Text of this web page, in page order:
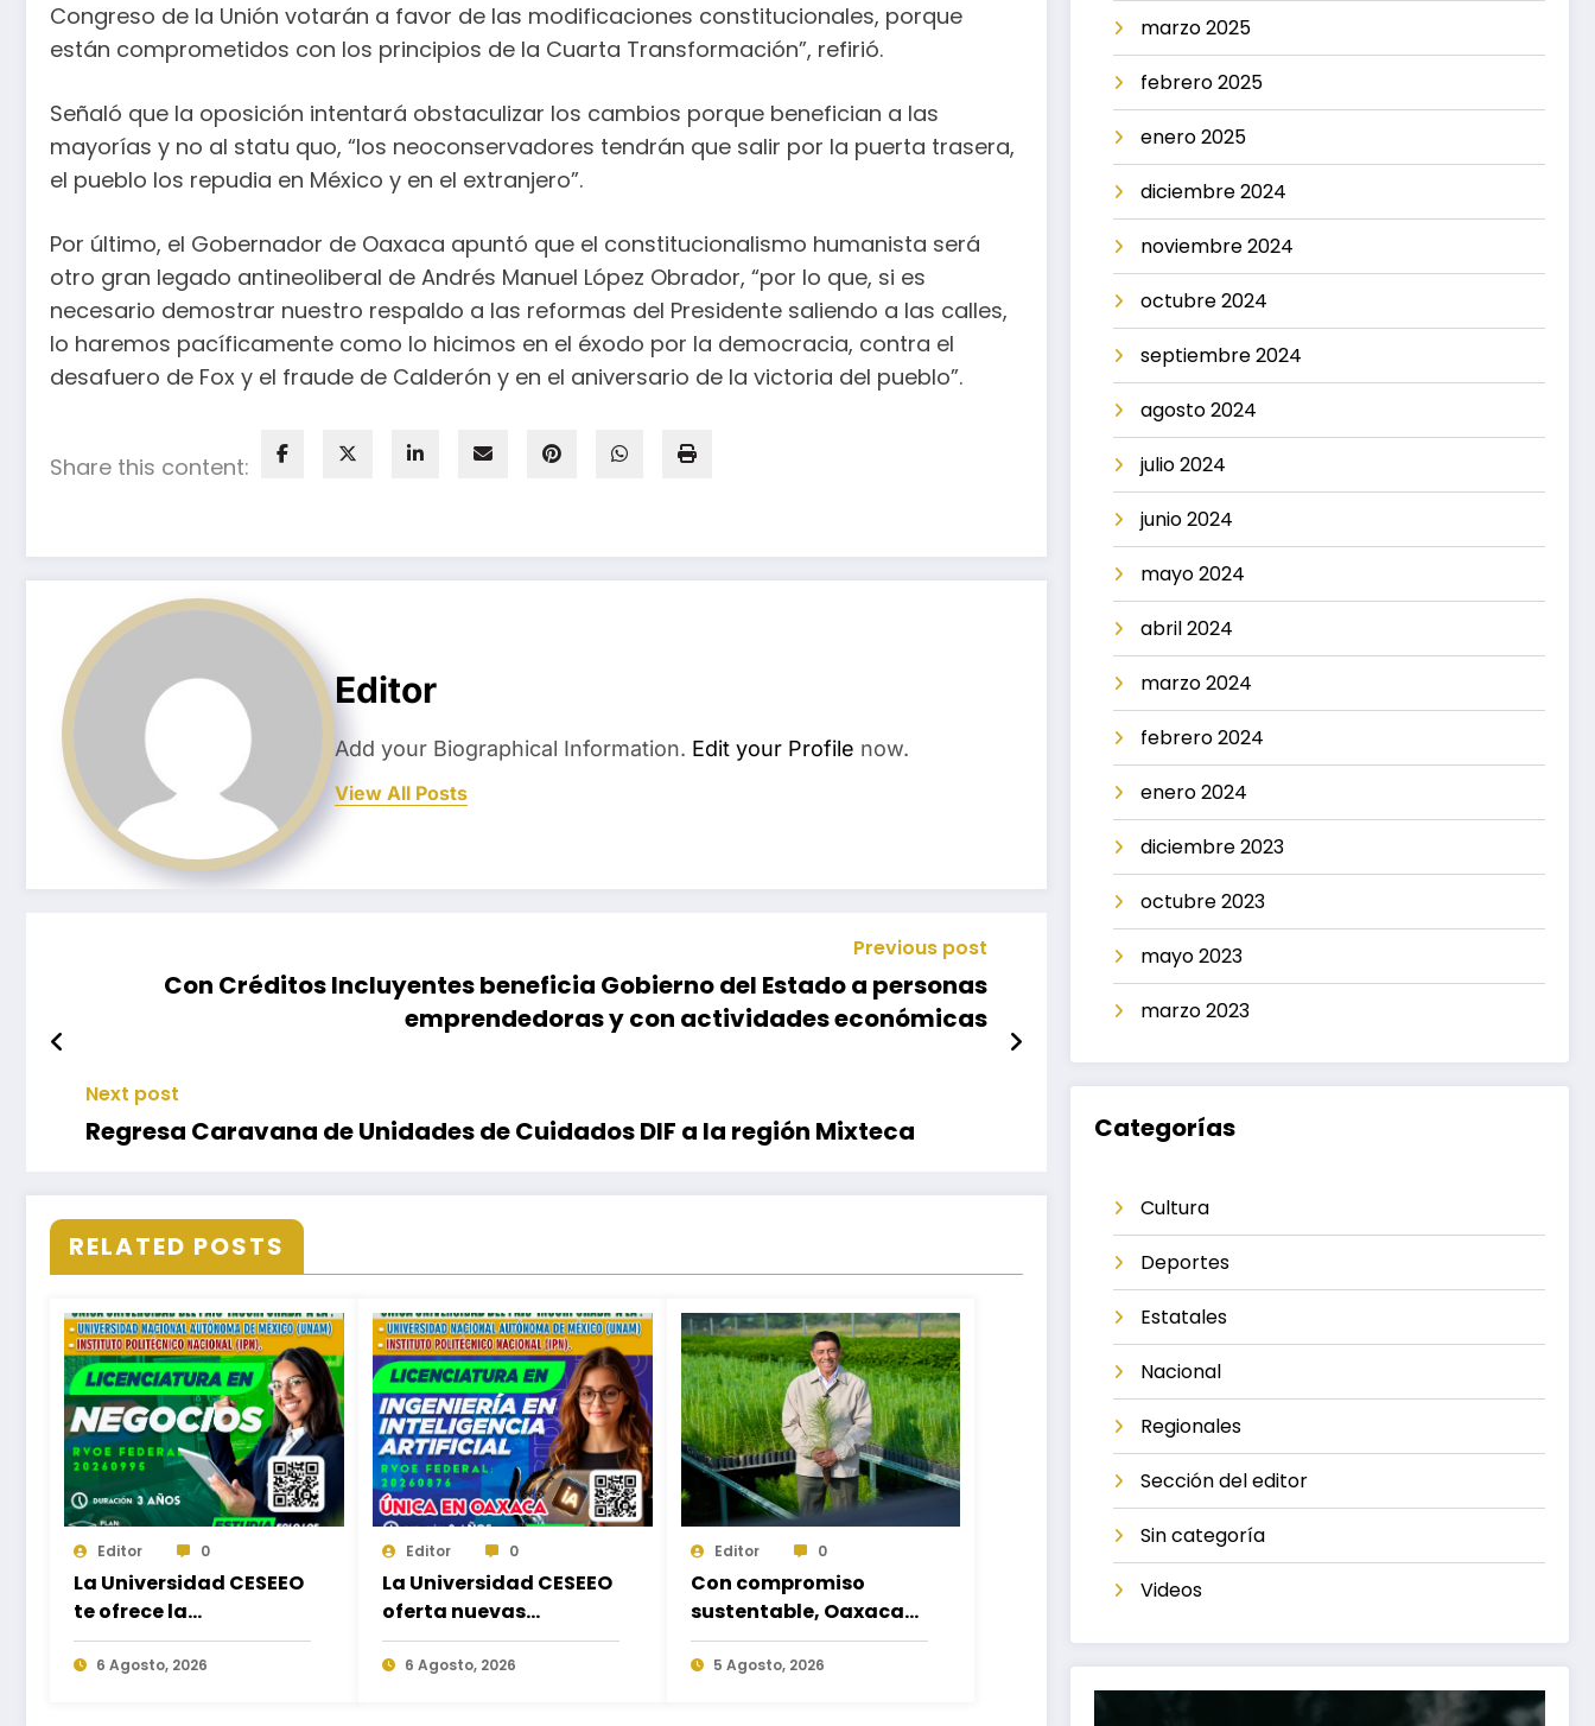
Congreso de la Unión votarán a favor de las modificaciones constitucionales, porque
están comprometidos con los principios de la Cuarta Transformación”, refirió.
Señaló que la oposición intentará obstaculizar los cambios porque benefician a las
mayorías y no al statu quo, “los neoconservadores tendrán que salir por la puerta trasera,
el pueblo los repudia en México y en el extranjero”.
Por último, el Gobernador de Oaxaca apuntó que el constitucionalismo humanista será
otro gran legado antineoliberal de Andrés Manuel López Obrador, “por lo que, si es
necesario demostrar nuestro respaldo a las reformas del Presidente saliendo a las calles,
lo haremos pacíficamente como lo hicimos en el éxodo por la democracia, contra el
desafuero de Fox y el fraude de Calderón y en el aniversario de la victoria del pueblo”.
Share this content:
Editor
Add your Biographical Information. Edit your Profile now.
View All Posts
Previous post
Con Créditos Incluyentes beneficia Gobierno del Estado a personas
emprendedoras y con actividades económicas
Next post
Regresa Caravana de Unidades de Cuidados DIF a la región Mixteca
RELATED POSTS
Editor 0
La Universidad CESEEO
te ofrece la
oportunidad de
estudiar nuevas
6 Agosto, 2026
Editor 0
La Universidad CESEEO
oferta nuevas
Licenciaturas acorde a
las necesidades
6 Agosto, 2026
Editor 0
Con compromiso
sustentable, Oaxaca
hará equipo en la
Jornada Nacional de
5 Agosto, 2026
marzo 2025
febrero 2025
enero 2025
diciembre 2024
noviembre 2024
octubre 2024
septiembre 2024
agosto 2024
julio 2024
junio 2024
mayo 2024
abril 2024
marzo 2024
febrero 2024
enero 2024
diciembre 2023
octubre 2023
mayo 2023
marzo 2023
Categorías
Cultura
Deportes
Estatales
Nacional
Regionales
Sección del editor
Sin categoría
Videos